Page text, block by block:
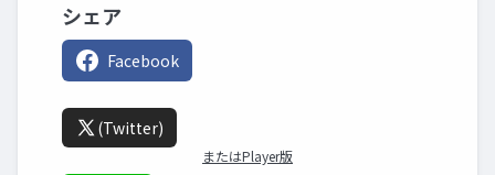
シェア
Facebook
(Twitter)
またはPlayer版